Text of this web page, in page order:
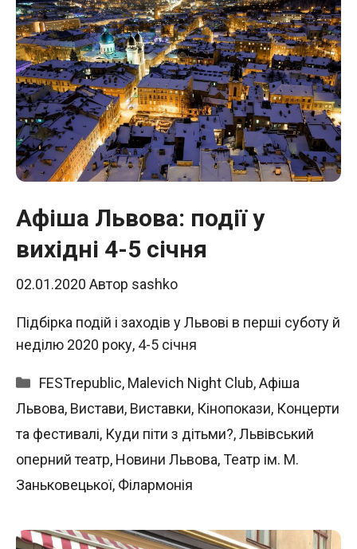
Афіша Львова: події у
вихідні 4-5 січня
02.01.2020 Автор sashko
Підбірка подій і заходів у Львові в перші суботу й
неділю 2020 року, 4-5 січня
Категорії
FESTrepublic, Malevich Night Club,Афіша
Львова, Вистави, Виставки, Кінопокази, Концерти
та фестивалі, Куди піти з дітьми?,Львівський
оперний театр, Новини Львова,Театр ім. М.
Заньковецької, Філармонія